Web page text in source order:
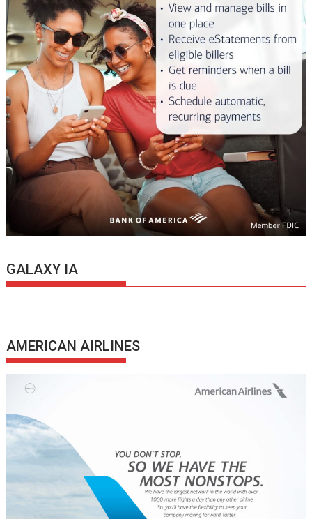
GALAXY IA
AMERICAN AIRLINES